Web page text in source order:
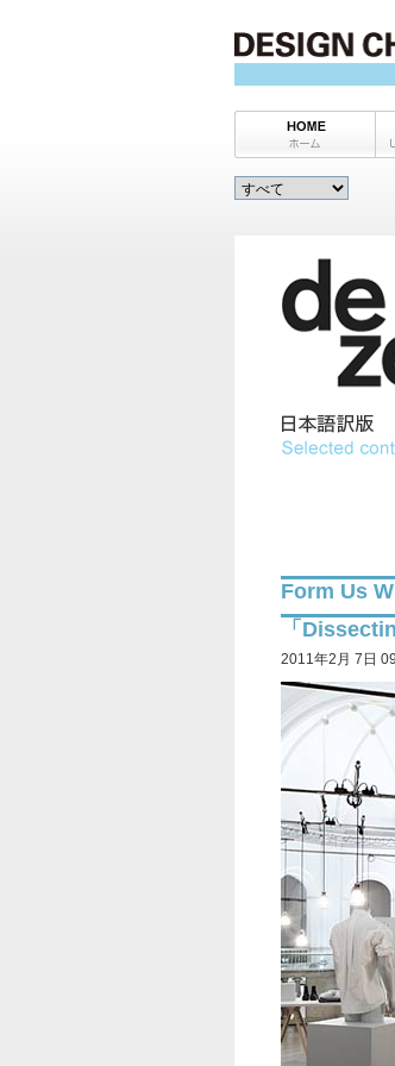
Form Us
「
2011年2月 7日